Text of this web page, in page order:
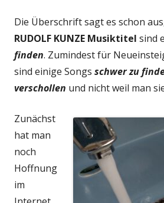
Die Überschrift sagt es schon
RUDOLF KUNZE Musiktitel sind
finden. Zumindest für
sind einige Songs schwer zu
verschollen und nicht weil man
Zunächst
hat man
noch
Hoffnung
im